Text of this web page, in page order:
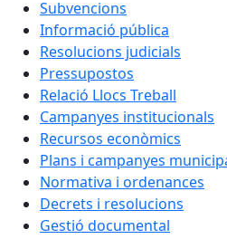
Subvencions
Informació pública
Resolucions judicials
Pressupostos
Relació Llocs Treball
Campanyes institucionals
Recursos econòmics
Plans i campanyes
Normativa i ordenances
Decrets i resolucions
Gestió documental